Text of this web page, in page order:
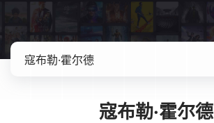
寇布勒·霍尔德